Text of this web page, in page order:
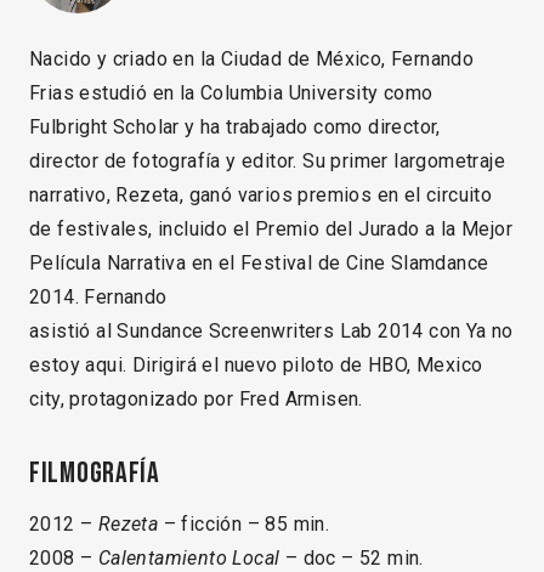
Nacido y criado en la Ciudad de México, Fernando
Frias estudió en la Columbia University como
Fulbright Scholar y ha trabajado como director,
director de fotografía y editor. Su primer largometraje
narrativo, Rezeta, ganó varios premios en el circuito
de festivales, incluido el Premio del Jurado a la Mejor
Película Narrativa en el Festival de Cine Slamdance
2014. Fernando
asistió al Sundance Screenwriters Lab 2014 con Ya no
estoy aqui. Dirigirá el nuevo piloto de HBO, Mexico
city, protagonizado por Fred Armisen.
Filmografía
2012 – Rezeta – ficción – 85 min.
2008 – Calentamiento Local – doc – 52 min.